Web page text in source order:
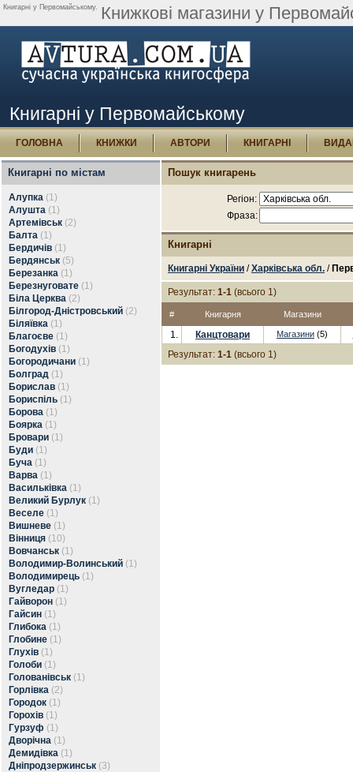
Книгарні у Первомайському. Книжкові магазини у
Книгарні у Первомайському
ГОЛОВНА КНИЖКИ АВТОРИ КНИГАРНІ
Книгарні по містам
Алупка (1)
Алушта (1)
Артемівськ (2)
Балта (1)
Бердичів (1)
Бердянськ (5)
Березанка (1)
Березнуговате (1)
Біла Церква (2)
Білгород-Дністровський (2)
Біляївка (1)
Благоєве (1)
Богодухів (1)
Богородичани (1)
Болград (1)
Борислав (1)
Бориспіль (1)
Борова (1)
Боярка (1)
Бровари (1)
Буди (1)
Буча (1)
Варва (1)
Васильківка (1)
Великий Бурлук (1)
Веселе (1)
Вишневе (1)
Вінниця (10)
Вовчанськ (1)
Володимир-Волинський (1)
Володимирець (1)
Вугледар (1)
Гайворон (1)
Гайсин (1)
Глибока (1)
Глобине (1)
Глухів (1)
Голоби (1)
Голованівськ (1)
Горлівка (2)
Городок (1)
Горохів (1)
Гурзуф (1)
Дворічна (1)
Демидівка (1)
Дніпродзержинськ (3)
Пошук книгарень
Регіон:
Фраза:
Книгарні
Книгарні України /Харківська обл. /
Результат: 1-1 (всього 1)
# Книгарня Магазини
1. Канцтовари Магазини (5)
Результат: 1-1 (всього 1)